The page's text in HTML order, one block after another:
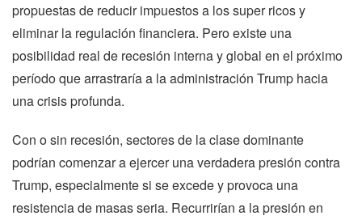
propuestas de reducir impuestos a los super ricos y
eliminar la regulación financiera. Pero existe una
posibilidad real de recesión interna y global en el próximo
período que arrastraría a la administración Trump hacia
una crisis profunda.
Con o sin recesión, sectores de la clase dominante
podrían comenzar a ejercer una verdadera presión contra
Trump, especialmente si se excede y provoca una
resistencia de masas seria. Recurrirían a la presión en